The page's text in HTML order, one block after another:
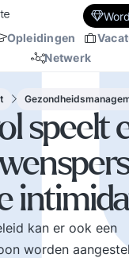
Opleidingen
Netwerk
speelt
kan er ook een
worden